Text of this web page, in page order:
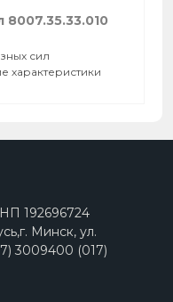
8007.35.33.010
сил
характеристики
192696724
Минск, ул.
3009400 (017)